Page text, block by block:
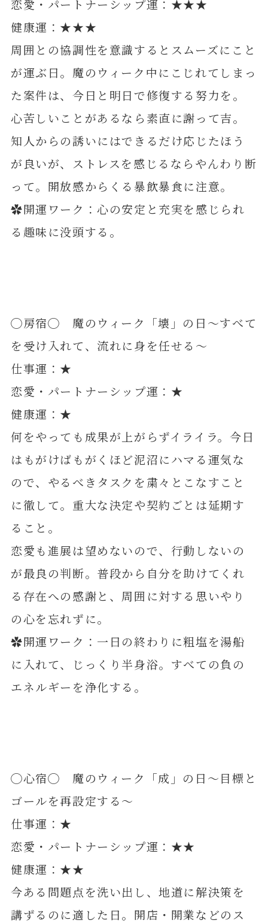
恋愛・パートナーシップ運：★★★
健康運：★★★
周囲との協調性を意識するとスムーズにこと
が運ぶ日。魔のウィーク中にこじれてしまっ
た案件は、今日と明日で修復する努力を。
心苦しいことがあるなら素直に謝って吉。
知人からの誘いにはできるだけ応じたほう
が良いが、ストレスを感じるならやんわり断
って。開放感からくる暴飲暴食に注意。
✿開運ワーク：心の安定と充実を感じられ
る趣味に没頭する。
◯房宿◯ 魔のウィーク「壊」の日～すべて
を受け入れて、流れに身を任せる～
仕事運：★
恋愛・パートナーシップ運：★
健康運：★
何をやっても成果が上がらずイライラ。今日
はもがけばもがくほど泥沼にハマる運気な
ので、やるべきタスクを粛々とこなすこと
に徹して。重大な決定や契約ごとは延期す
ること。
恋愛も進展は望めないので、行動しないの
が最良の判断。普段から自分を助けてくれ
る存在への感謝と、周囲に対する思いやり
の心を忘れずに。
✿開運ワーク：一日の終わりに粗塩を湯船
に入れて、じっくり半身浴。すべての負の
エネルギーを浄化する。
◯心宿◯ 魔のウィーク「成」の日～目標と
ゴールを再設定する～
仕事運：★
恋愛・パートナーシップ運：★★
健康運：★★
今ある問題点を洗い出し、地道に解決策を
講ずるのに適した日。開店・開業などのス